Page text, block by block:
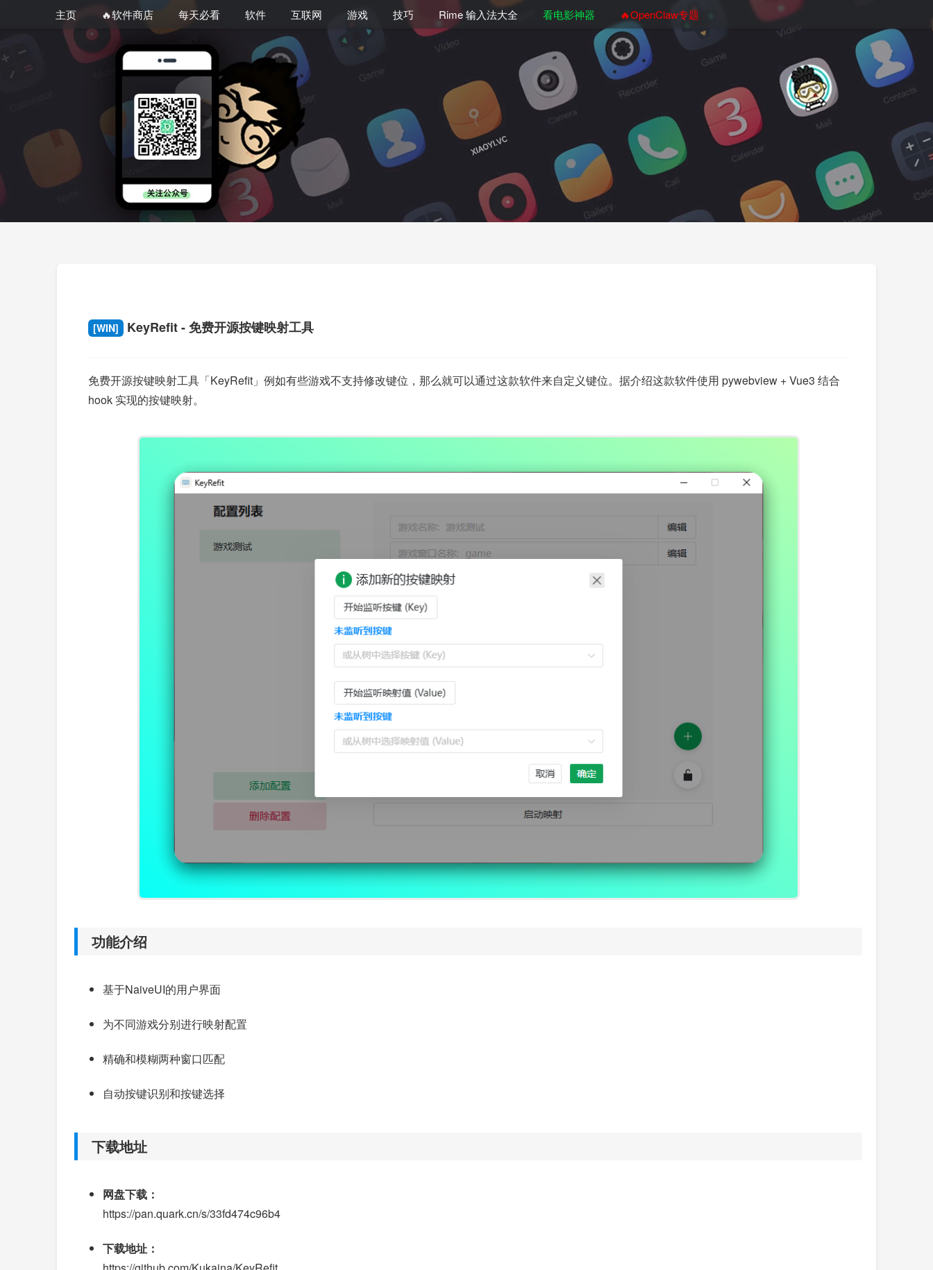
主页 🔥软件商店 每天必看 软件 互联网 游戏 技巧 Rime 输入法大全 看电影神器 🔥OpenClaw专题
[WIN] KeyRefit - 免费开源按键映射工具
免费开源按键映射工具「KeyRefit」例如有些游戏不支持修改键位，那么就可以通过这款软件来自定义键位。据介绍这款软件使用 pywebview + Vue3 结合
hook 实现的按键映射。
功能介绍
基于NaiveUI的用户界面
为不同游戏分别进行映射配置
精确和模糊两种窗口匹配
自动按键识别和按键选择
下载地址
网盘下载：
https://pan.quark.cn/s/33fd474c96b4
下载地址：